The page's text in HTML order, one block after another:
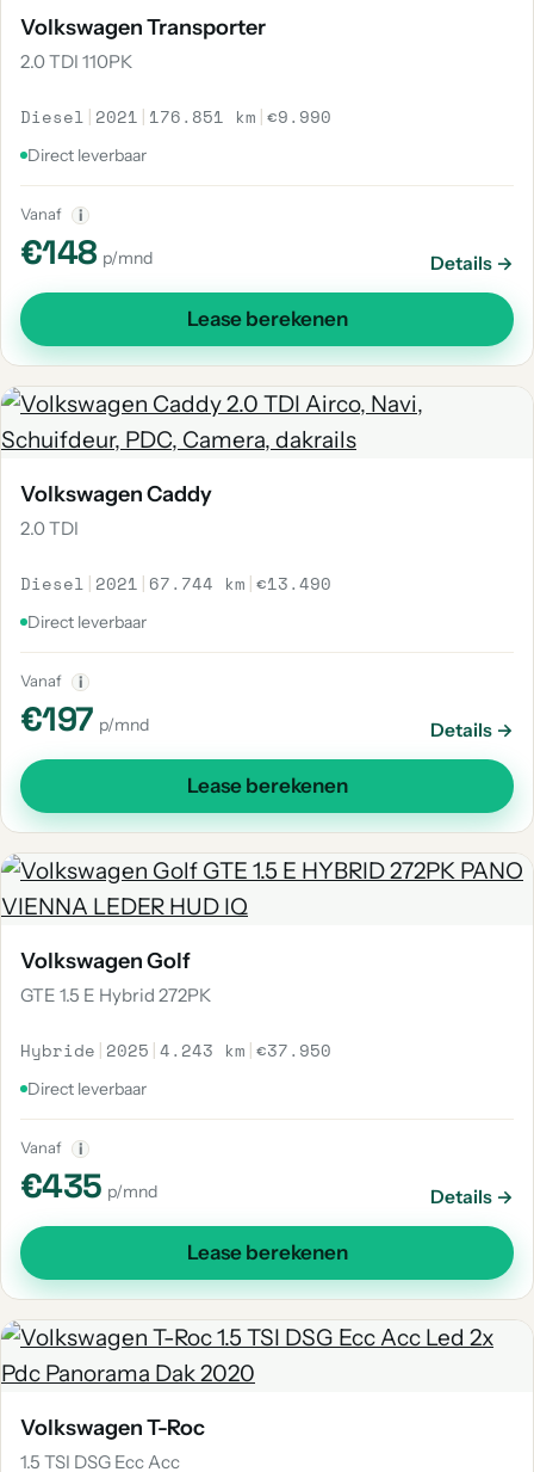
Volkswagen Transporter
2.0 TDI 110PK
Diesel | 2021 | 176.851 km |€9.990
Direct leverbaar
Vanaf i
€148 p/mnd Details →
Lease berekenen
Volkswagen Caddy
2.0 TDI
Diesel | 2021 | 67.744 km |€13.490
Direct leverbaar
Vanaf i
€197 p/mnd Details →
Lease berekenen
Volkswagen Golf
GTE 1.5 E Hybrid 272PK
Hybride | 2025 |4.243 km |€37.950
Direct leverbaar
Vanaf i
€435 p/mnd Details →
Lease berekenen
Volkswagen T-Roc
1.5 TSI DSG Ecc Acc